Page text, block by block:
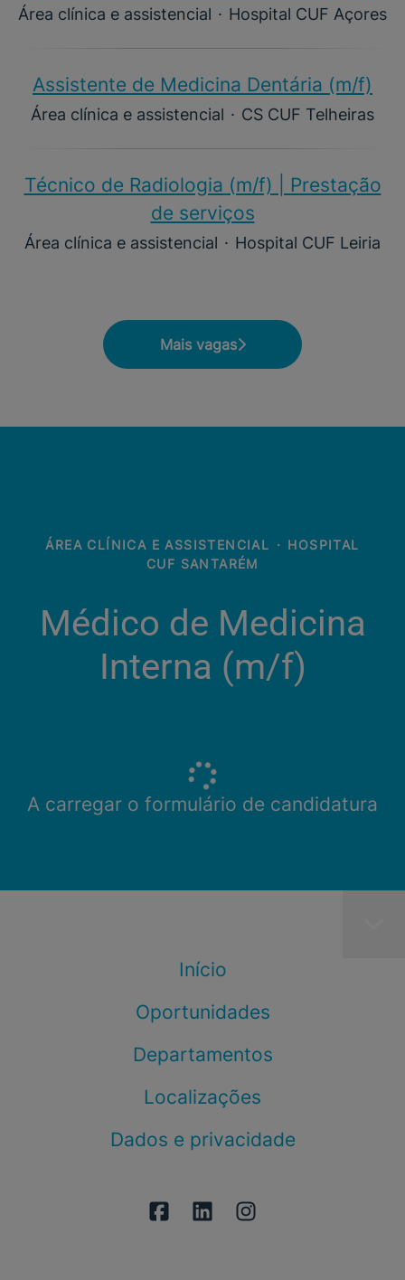
Área clínica e assistencial · Hospital CUF Açores
Assistente de Medicina Dentária (m/f)​
Área clínica e assistencial · CS CUF Telheiras
Técnico de Radiologia (m/f) | Prestação
de serviços
Área clínica e assistencial · Hospital CUF Leiria
Mais vagas
ÁREA CLÍNICA E ASSISTENCIAL · HOSPITAL
CUF SANTARÉM
Médico de Medicina
Interna (m/f)
A carregar o formulário de candidatura
Início
Oportunidades
Departamentos
Localizações
Dados e privacidade